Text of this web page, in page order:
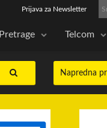
Prijava za Newsletter
Pretrage Telcom
Napredna